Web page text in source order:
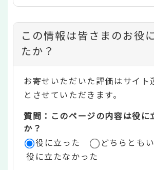
コ
ン
テ
ン
ツ
評
価
この情報は皆さまのお役
たか？
お寄せいただいた評価はサイト
とさせていただきます。
質問：このページの内容は役に
か？
役に立った
どちらとも
役に立たなかった